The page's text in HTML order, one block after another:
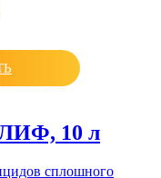
10 л
сплошного